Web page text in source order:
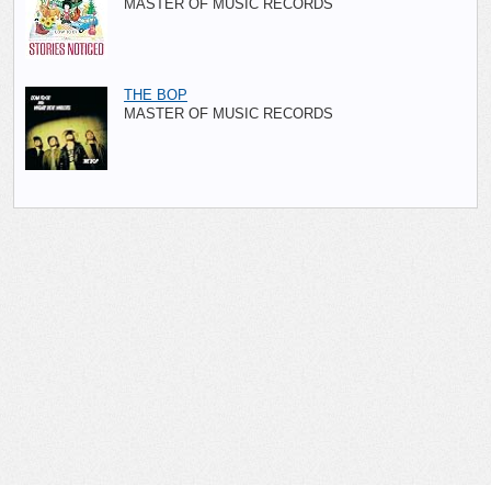
MASTER OF MUSIC RECORDS
THE BOP
MASTER OF MUSIC RECORDS